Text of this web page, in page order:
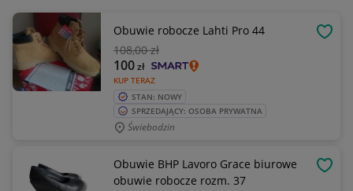
Obuwie robocze Lahti Pro 44
108,00 zł
KUP TERAZ
100zł
STAN: NOWY
SPRZEDAJĄCY: OSOBA PRYWATNA
Świebodzin
Obuwie BHP Lavoro Grace biurowe
obuwie robocze rozm. 37